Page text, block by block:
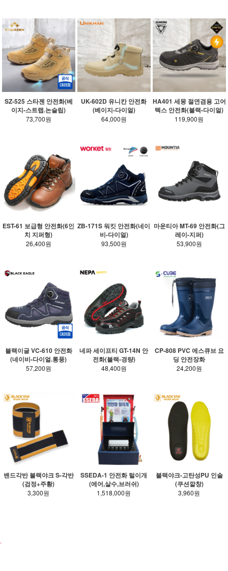
SZ-525 스타젠 안전화(베
이지-스트랩.논슬립)
73,700원
UK-602D 유니칸 안전화
(베이지-다이얼)
64,000원
HA401 세몽 절연겸용 고어
텍스 안전화(블랙-다이얼)
119,900원
EST-61 보급형 안전화(6인
치 지퍼형)
26,400원
ZB-171S 워킷 안전화(네이
비-다이얼)
93,500원
마운티아 MT-69 안전화(그
레이-지퍼)
53,900원
블랙이글 VC-610 안전화
(네이비-다이얼.통풍)
57,200원
네파 세이프티 GT-14N 안
전화(블랙-경량)
48,400원
CP-808 PVC 에스큐브 요
딩 안전장화
24,200원
밴드각반 블랙야크 S-각반
(검정+주황)
3,300원
SSEDA-1 안전화 털이개
(에어,살수,브러쉬)
1,518,000원
블랙야크-고탄성PU 인솔
(쿠션깔창)
3,960원
.